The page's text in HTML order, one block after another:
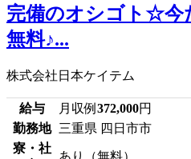
完備のオシゴト☆今
無料♪...
株式会社日本ケイテム
給与 月収例 372,000円
勤務地 三重県 四日市市
寮・社
あり（無料）